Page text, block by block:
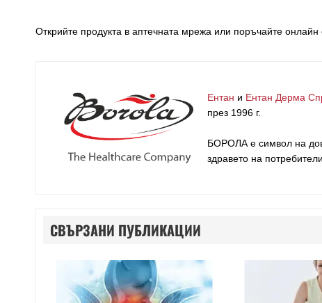
Открийте продукта в аптечната мрежа или поръчайте
Ентан и Ентан Дерма
през 1996 г.
БОРОЛА е символ на
здравето на
СВЪРЗАНИ ПУБЛИКАЦИИ